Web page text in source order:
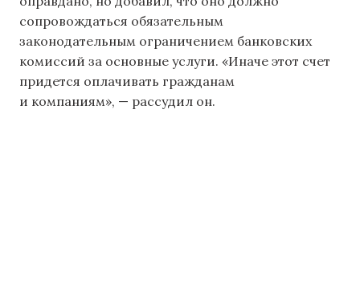
сопровождаться обязательным
законодательным ограничением банковских
комиссий за основные услуги. «Иначе этот счет
придется оплачивать гражданам
и компаниям», — рассудил он.